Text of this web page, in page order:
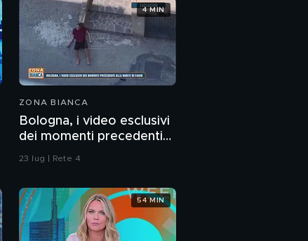
ZONA BIANCA
Bologna, i video esclusivi
dei momenti precedenti
alla morte di Fakir
23 lug | Rete 4
4 MIN
54 MIN